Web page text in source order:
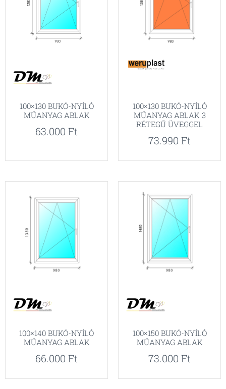
100×130 BUKÓ-NYÍLÓ
MŰANYAG ABLAK
63.000 Ft
100×130 BUKÓ-NYÍLÓ
MŰANYAG ABLAK 3
RÉTEGŰ ÜVEGGEL
73.990 Ft
100×140 BUKÓ-NYÍLÓ
MŰANYAG ABLAK
66.000 Ft
100×150 BUKÓ-NYÍLÓ
MŰANYAG ABLAK
73.000 Ft